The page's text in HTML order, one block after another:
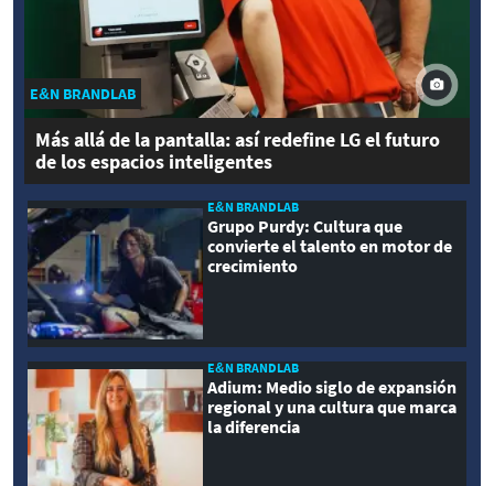
E&N BRANDLAB
Más allá de la pantalla: así redefine LG el futuro
de los espacios inteligentes
E&N BRANDLAB
Grupo Purdy: Cultura que
convierte el talento en motor de
crecimiento
E&N BRANDLAB
Adium: Medio siglo de expansión
regional y una cultura que marca
la diferencia